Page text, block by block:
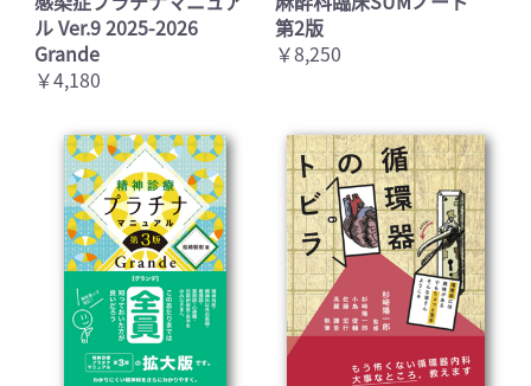
ル Ver.9 2025-2026
Grande
￥4,180
第2版
￥8,250